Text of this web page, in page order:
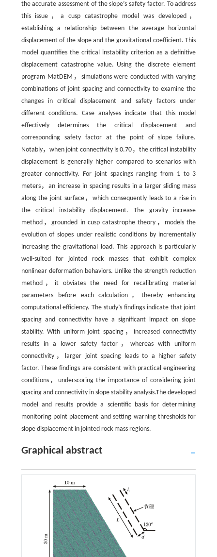
the accurate assessment of the slope’s safety factor. To address
this issue，a cusp catastrophe model was developed，
establishing a relationship between the average horizontal
displacement of the slope and the gravitational coefficient. This
model quantifies the critical instability criterion as a definitive
displacement catastrophe value. Using the discrete element
program MatDEM，simulations were conducted with varying
combinations of joint spacing and connectivity to examine the
changes in critical displacement and safety factors under
different conditions. Case analyses indicate that this model
effectively determines the critical displacement and
corresponding safety factor at the point of slope failure.
Notably，when joint connectivity is 0.70，the critical instability
displacement is generally higher compared to scenarios with
greater connectivity. For joint spacings ranging from 1 to 3
meters，an increase in spacing results in a larger sliding mass
along the joint surface，which consequently leads to a rise in
the critical instability displacement. The gravity increase
method，grounded in cusp catastrophe theory，models the
evolution of slopes under realistic conditions by incrementally
increasing the gravitational load. This approach is particularly
well-suited for jointed rock masses that exhibit complex
nonlinear deformation behaviors. Unlike the strength reduction
method，it obviates the need for recalibrating material
parameters before each calculation，thereby enhancing
computational efficiency. The study’s findings indicate that joint
spacing and connectivity have a significant impact on slope
stability. With uniform joint spacing，increased connectivity
results in a lower safety factor，whereas with uniform
connectivity，larger joint spacing leads to a higher safety
factor. These findings are consistent with practical engineering
conditions，underscoring the importance of considering joint
spacing and connectivity in slope stability analysis.The developed
model and results provide a scientific basis for determining
monitoring point placement and setting warning thresholds for
slope displacement in jointed rock mass regions.
Graphical abstract